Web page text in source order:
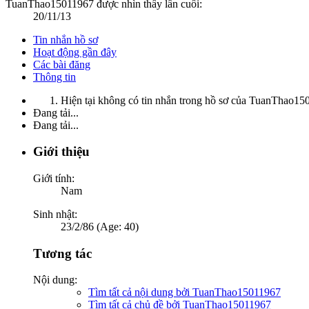
TuanThao15011967 được nhìn thấy lần cuối:
20/11/13
Tin nhắn hồ sơ
Hoạt động gần đây
Các bài đăng
Thông tin
Hiện tại không có tin nhắn trong hồ sơ của
Đang tải...
Đang tải...
Giới thiệu
Giới tính:
Nam
Sinh nhật:
23/2/86 (Age: 40)
Tương tác
Nội dung:
Tìm tất cả nội dung bởi TuanThao15011967
Tìm tất cả chủ đề bởi TuanThao15011967